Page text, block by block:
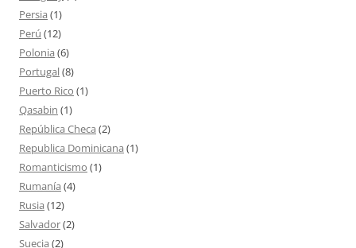
Persia (1)
Perú (12)
Polonia (6)
Portugal(8)
Puerto Rico (1)
Qasabin (1)
República Checa (2)
Republica Dominicana (1)
Romanticismo (1)
Rumanía (4)
Rusia (12)
Salvador(2)
Suecia (2)